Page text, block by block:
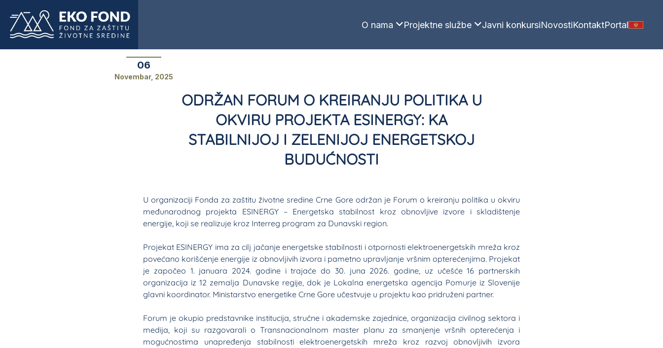
O nama Projektne službe Javni konkursiNovostiKontaktPortal
06
Novembar, 2025
ODRŽAN FORUM O KREIRANJU POLITIKA U
OKVIRU PROJEKTA ESINERGY: KA
STABILNIJOJ I ZELENIJOJ ENERGETSKOJ
BUDUĆNOSTI
U organizaciji Fonda za zaštitu životne sredine Crne Gore održan je Forum o kreiranju politika u okviru
međunarodnog projekta ESINERGY – Energetska stabilnost kroz obnovljive izvore i skladištenje
energije, koji se realizuje kroz Interreg program za Dunavski region.
Projekat ESINERGY ima za cilj jačanje energetske stabilnosti i otpornosti elektroenergetskih mreža kroz
povećano korišćenje energije iz obnovljivih izvora i pametno upravljanje vršnim opterećenjima. Projekat
je započeo 1. januara 2024. godine i trajaće do 30. juna 2026. godine, uz učešće 16 partnerskih
organizacija iz 12 zemalja Dunavske regije, dok je Lokalna energetska agencija Pomurje iz Slovenije
glavni koordinator. Ministarstvo energetike Crne Gore učestvuje u projektu kao pridruženi partner.
Forum je okupio predstavnike institucija, stručne i akademske zajednice, organizacija civilnog sektora i
medija, koji su razgovarali o Transnacionalnom master planu za smanjenje vršnih opterećenja i
mogućnostima unapređenja stabilnosti elektroenergetskih mreža kroz razvoj obnovljivih izvora